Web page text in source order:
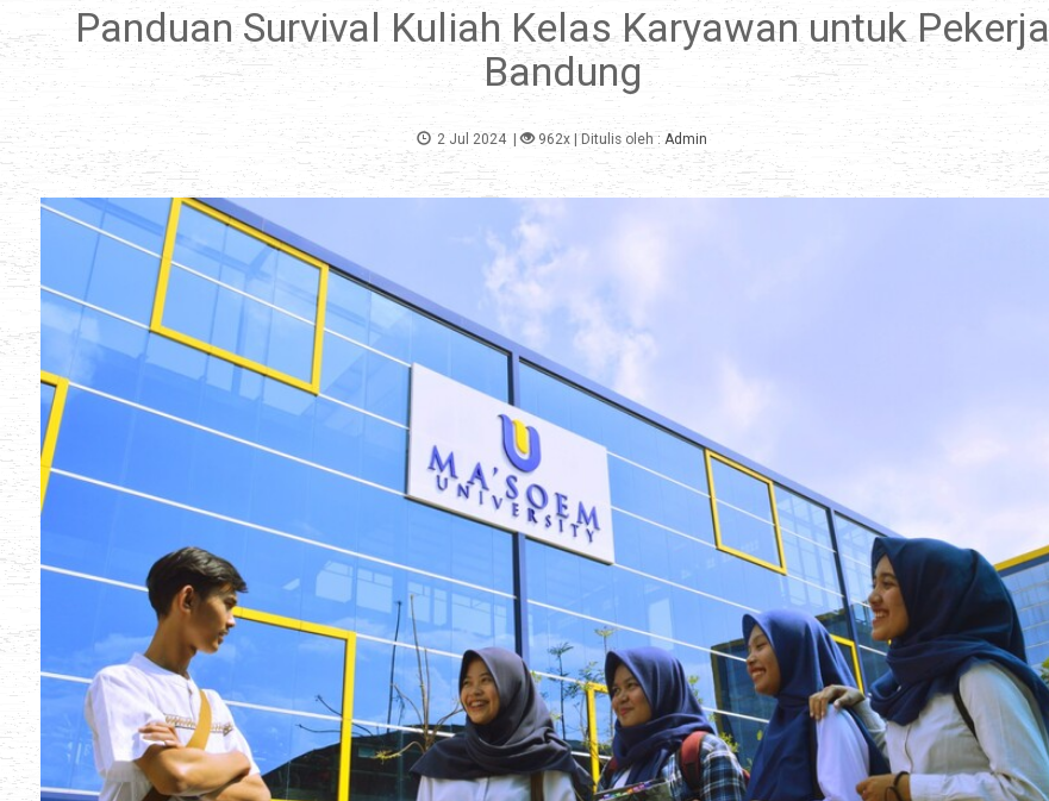
Panduan Survival Kuliah Kelas Karyawan untuk Pekerja
Bandung
2 Jul 2024 | 962x | Ditulis oleh : Admin